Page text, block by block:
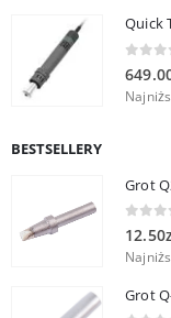
Quick
BESTSELLERY
Grot
0out
12.50